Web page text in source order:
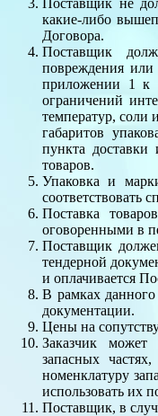
какие-либо
Договора.
Поставщик
повреждения или
приложении 1 к
ограничений
температур, соли
габаритов
пункта
товаров.
Упаковка и
соответствовать
Поставка
оговоренными в
Поставщик
тендерной
и оплачивается
В рамках
документации.
Цены на
Заказчик
запасных
номенклатуру
использовать их
Поставщик, в